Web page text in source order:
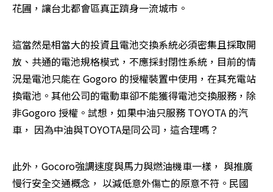
花圃，讓台北都會區真正躋身一流城市。
這當然是相當大的投資且電池交換系統必須密集且採取開
放、共通的電池規格模式，不應採封閉性系統，目前的情
況是電池只能在 Gogoro 的授權裝置中使用，在其充電站
換電池。其他公司的電動車卻不能獲得電池交換服務，除
非Gogoro 授權。試想，如果中油只服務 TOYOTA 的汽
車， 因為中油與TOYOTA是同公司，這合理嗎？
此外，Gocoro強調速度與馬力與燃油機車一樣， 與推廣
慢行安全交通概念， 以減低意外傷亡的原意不符。民國